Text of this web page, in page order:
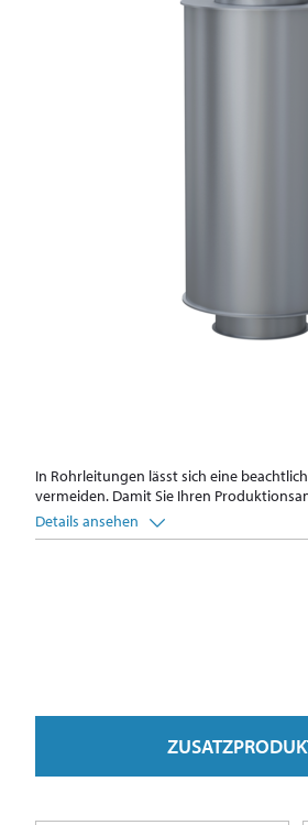
In Rohrleitungen lässt sich eine
vermeiden. Damit Sie Ihren
Details ansehen